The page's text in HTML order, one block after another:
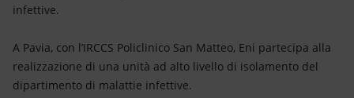
infettive.
A Pavia, con l’IRCCS Policlinico San Matteo, Eni partecipa alla
realizzazione di una unità ad alto livello di isolamento del
dipartimento di malattie infettive.